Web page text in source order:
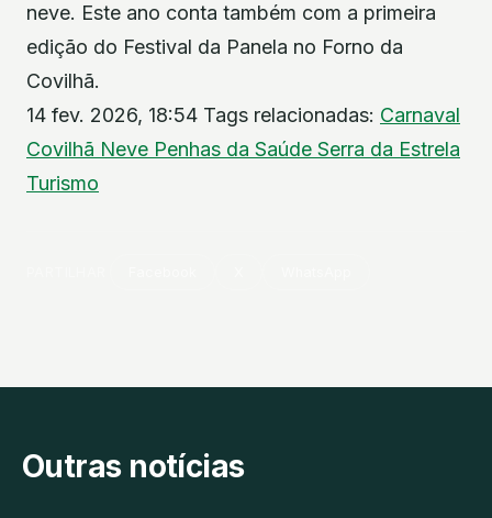
neve. Este ano conta também com a primeira
edição do Festival da Panela no Forno da
Covilhã.
14 fev. 2026, 18:54 Tags relacionadas: Carnaval
Covilhã Neve Penhas da Saúde Serra da Estrela
Turismo
Outras notícias